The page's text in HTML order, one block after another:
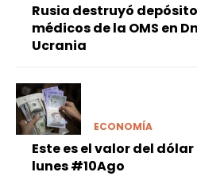
Rusia destruyó
médicos de la OMS en
Ucrania
ECONOMÍA
Este es el valor del
lunes #10Ago